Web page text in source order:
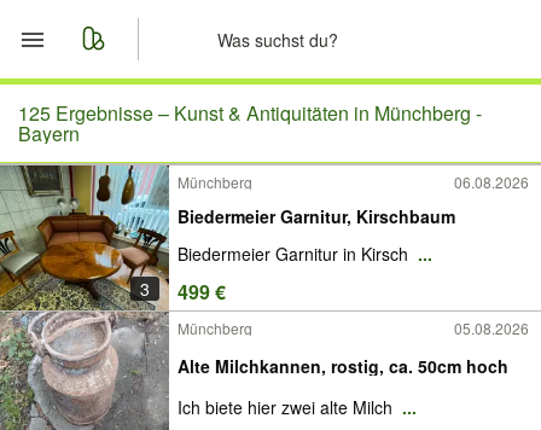
Start
Merkliste
Nachrichten
Anzeige aufgeben
125 Ergebnisse – Kunst & Antiquitäten in Münchberg -
Bayern
3
Münchberg 06.08.2026
Biedermeier Garnitur, Kirschbaum
Biedermeier Garnitur in Kirsch ...
499 €
Münchberg 05.08.2026
Alte Milchkannen, rostig, ca. 50cm hoch
Ich biete hier zwei alte Milch ...